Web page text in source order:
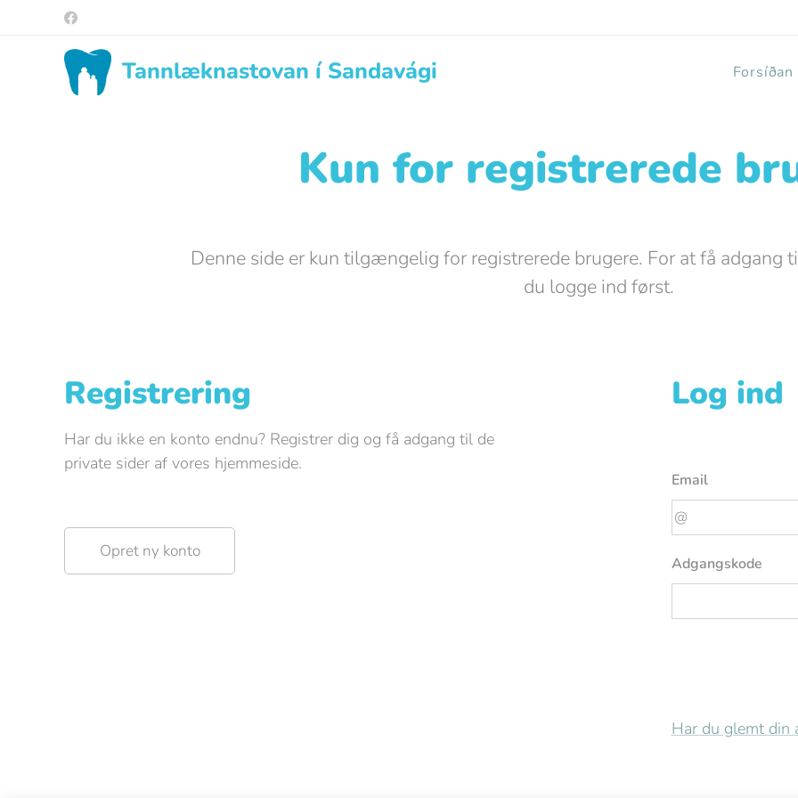
Tannlæknastovan í Sandavági Forsíðan
Kun for registrerede
Denne side er kun tilgængelig for registrerede brugere. For at få adgang
du logge ind først.
Registrering
Har du ikke en konto endnu? Registrer dig og få adgang til de
private sider af vores hjemmeside.
Opret ny konto
Log ind
Email
Adgangskode
Har du glemt din